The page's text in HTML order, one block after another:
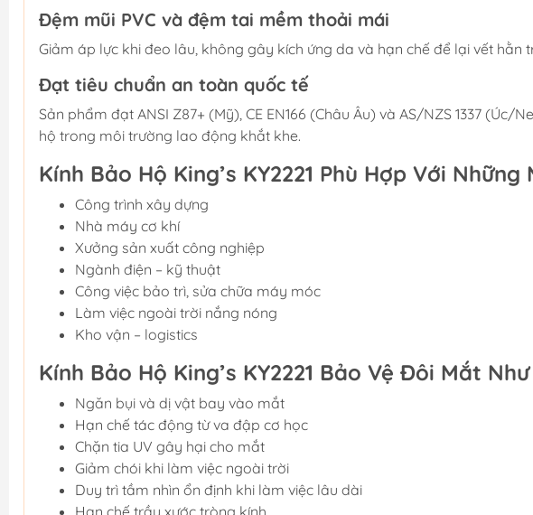
Đệm mũi PVC và đệm tai mềm thoải mái
Giảm áp lực khi đeo lâu, không gây kích ứng da và hạn chế để lại vết hằn
Đạt tiêu chuẩn an toàn quốc tế
Sản phẩm đạt ANSI Z87+ (Mỹ), CE EN166 (Châu Âu) và AS/NZS 1337
hộ trong môi trường lao động khắt khe.
Kính Bảo Hộ King’s KY2221 Phù Hợp Với
Công trình xây dựng
Nhà máy cơ khí
Xưởng sản xuất công nghiệp
Ngành điện – kỹ thuật
Công việc bảo trì, sửa chữa máy móc
Làm việc ngoài trời nắng nóng
Kho vận – logistics
Kính Bảo Hộ King’s KY2221 Bảo Vệ Đôi Mắt
Ngăn bụi và dị vật bay vào mắt
Hạn chế tác động từ va đập cơ học
Chặn tia UV gây hại cho mắt
Giảm chói khi làm việc ngoài trời
Duy trì tầm nhìn ổn định khi làm việc lâu dài